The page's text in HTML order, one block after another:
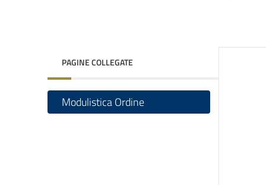
PAGINE COLLEGATE
Modulistica Ordine